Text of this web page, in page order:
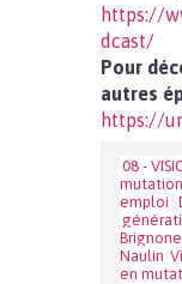
https://
dcast/
Pour
autres
https://
08 -
mutation
emploi
Brignone
Naulin
en